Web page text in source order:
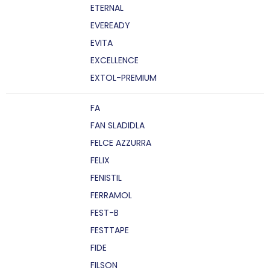
ETERNAL
EVEREADY
EVITA
EXCELLENCE
EXTOL-PREMIUM
FA
FAN SLADIDLA
FELCE AZZURRA
FELIX
FENISTIL
FERRAMOL
FEST-B
FESTTAPE
FIDE
FILSON